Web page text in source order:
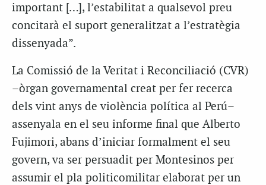
important […], l’estabilitat a qualsevol preu
concitarà el suport generalitzat a l’estratègia
dissenyada”.
La Comissió de la Veritat i Reconciliació (CVR)
–òrgan governamental creat per fer recerca
dels vint anys de violència política al Perú–
assenyala en el seu informe final que Alberto
Fujimori, abans d’iniciar formalment el seu
govern, va ser persuadit per Montesinos per
assumir el pla politicomilitar elaborat per un